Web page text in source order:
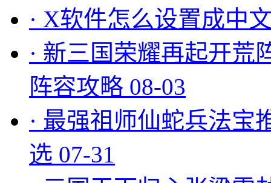
· X软件怎么设置成中
· 新三国荣耀再起开荒
阵容攻略 08-03
· 最强祖师仙蛇兵法宝
选 07-31